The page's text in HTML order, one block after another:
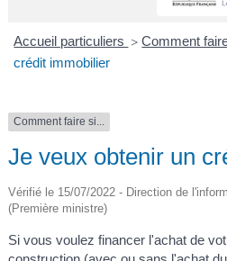
Accueil particuliers > Comment
crédit immobilier
Comment faire si...
Je veux obtenir un
Vérifié le 15/07/2022 - Direction de
(Première ministre)
Si vous voulez financer l'achat de